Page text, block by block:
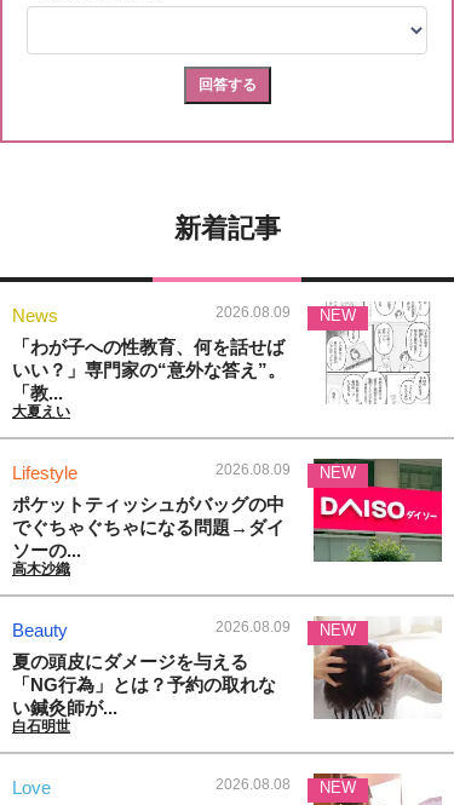
新着記事
News 2026.08.09
「わが子への性教育、何を話せば
いい？」専門家の“意外な答え”。
「教...
大夏えい
NEW
Lifestyle 2026.08.09
ポケットティッシュがバッグの中
でぐちゃぐちゃになる問題→ダイ
ソーの...
高木沙織
NEW
Beauty 2026.08.09
夏の頭皮にダメージを与える
「NG行為」とは？予約の取れな
い鍼灸師が...
白石明世
NEW
Love 2026.08.08 NEW